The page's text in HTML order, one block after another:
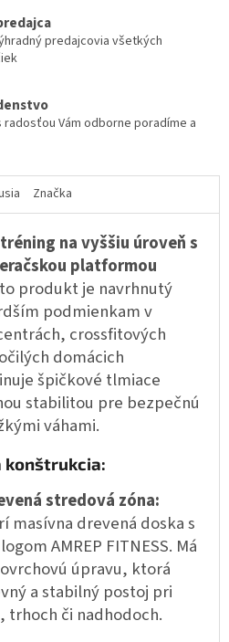
predajcovia všetkých
radosťou Vám odborne poradíme a
Značka
na vyššiu úroveň s
platformou
produkt je navrhnutý
podmienkam v
crossfitových
domácich
špičkové tlmiace
stabilitou pre bezpečnú
váhami.
konštrukcia:
stredová zóna:
masívna drevená doska s
AMREP FITNESS. Má
úpravu, ktorá
a stabilný postoj pri
trhoch či nadhodoch.